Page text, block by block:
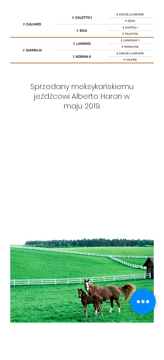
Sprzedany meksykańskiemu
jeźdźcowi Alberto Harari w
maju 2019.